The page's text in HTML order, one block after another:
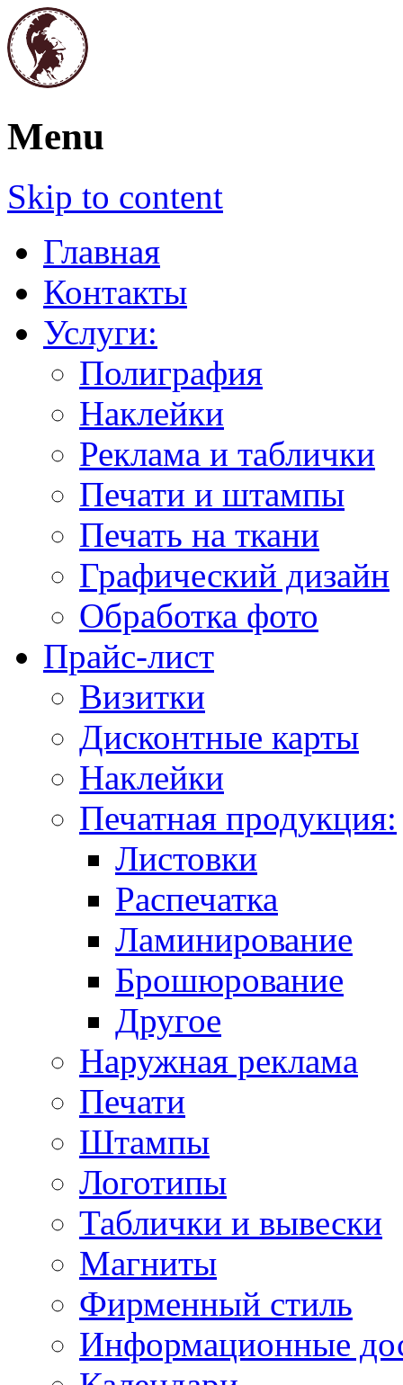
Паллада
Полиграфия. Печати и штампы.
Menu
Skip to content
Главная
Контакты
Услуги:
Полиграфия
Наклейки
Реклама и таблички
Печати и штампы
Печать на ткани
Графический дизайн
Обработка фото
Прайс-лист
Визитки
Дисконтные карты
Наклейки
Печатная продукция:
Листовки
Распечатка
Ламинирование
Брошюрование
Другое
Наружная реклама
Печати
Штампы
Логотипы
Таблички и вывески
Магниты
Фирменный стиль
Информационные